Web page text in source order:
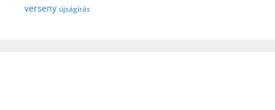
verseny újságírás